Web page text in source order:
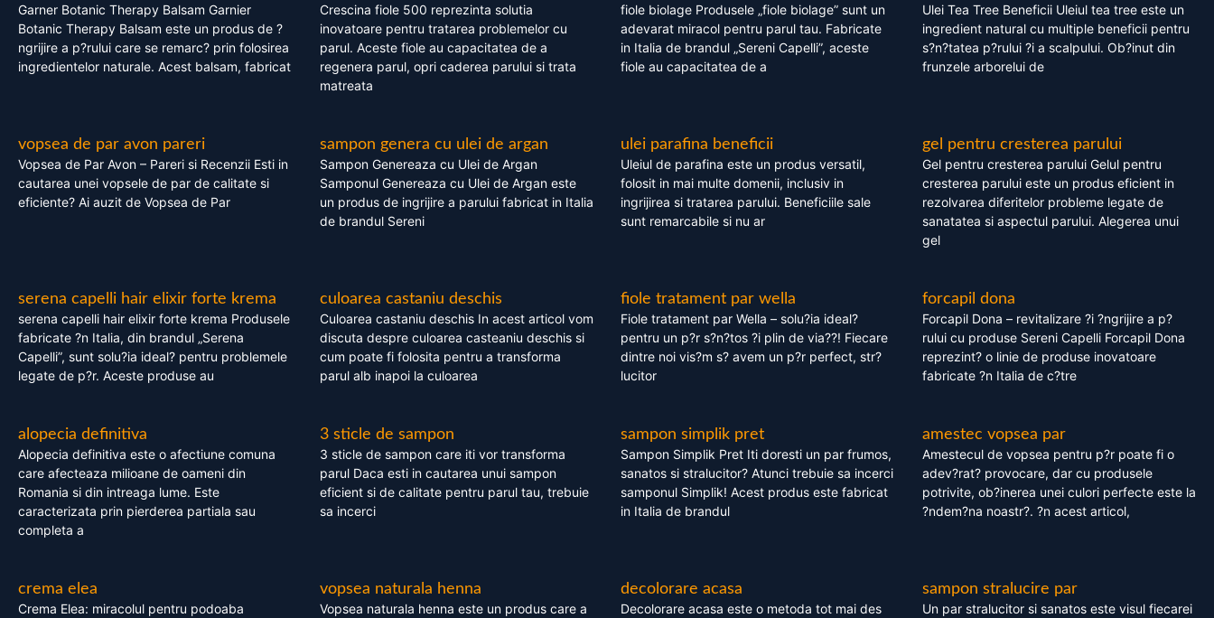
Garner Botanic Therapy Balsam Garnier
Botanic Therapy Balsam este un produs de ?
ngrijire a p?rului care se remarc? prin folosirea
ingredientelor naturale. Acest balsam, fabricat
Crescina fiole 500 reprezinta solutia
inovatoare pentru tratarea problemelor cu
parul. Aceste fiole au capacitatea de a
regenera parul, opri caderea parului si trata
matreata
fiole biolage Produsele „fiole biolage” sunt un
adevarat miracol pentru parul tau. Fabricate
in Italia de brandul „Sereni Capelli”, aceste
fiole au capacitatea de a
Ulei Tea Tree Beneficii Uleiul tea tree este un
ingredient natural cu multiple beneficii pentru
s?n?tatea p?rului ?i a scalpului. Ob?inut din
frunzele arborelui de
vopsea de par avon pareri
Vopsea de Par Avon – Pareri si Recenzii Esti in
cautarea unei vopsele de par de calitate si
eficiente? Ai auzit de Vopsea de Par
sampon genera cu ulei de argan
Sampon Genereaza cu Ulei de Argan
Samponul Genereaza cu Ulei de Argan este
un produs de ingrijire a parului fabricat in Italia
de brandul Sereni
ulei parafina beneficii
Uleiul de parafina este un produs versatil,
folosit in mai multe domenii, inclusiv in
ingrijirea si tratarea parului. Beneficiile sale
sunt remarcabile si nu ar
gel pentru cresterea parului
Gel pentru cresterea parului Gelul pentru
cresterea parului este un produs eficient in
rezolvarea diferitelor probleme legate de
sanatatea si aspectul parului. Alegerea unui
gel
serena capelli hair elixir forte krema
serena capelli hair elixir forte krema Produsele
fabricate ?n Italia, din brandul „Serena
Capelli”, sunt solu?ia ideal? pentru problemele
legate de p?r. Aceste produse au
culoarea castaniu deschis
Culoarea castaniu deschis In acest articol vom
discuta despre culoarea casteaniu deschis si
cum poate fi folosita pentru a transforma
parul alb inapoi la culoarea
fiole tratament par wella
Fiole tratament par Wella – solu?ia ideal?
pentru un p?r s?n?tos ?i plin de via??! Fiecare
dintre noi vis?m s? avem un p?r perfect, str?
lucitor
forcapil dona
Forcapil Dona – revitalizare ?i ?ngrijire a p?
rului cu produse Sereni Capelli Forcapil Dona
reprezint? o linie de produse inovatoare
fabricate ?n Italia de c?tre
alopecia definitiva
Alopecia definitiva este o afectiune comuna
care afecteaza milioane de oameni din
Romania si din intreaga lume. Este
caracterizata prin pierderea partiala sau
completa a
3 sticle de sampon
3 sticle de sampon care iti vor transforma
parul Daca esti in cautarea unui sampon
eficient si de calitate pentru parul tau, trebuie
sa incerci
sampon simplik pret
Sampon Simplik Pret Iti doresti un par frumos,
sanatos si stralucitor? Atunci trebuie sa incerci
samponul Simplik! Acest produs este fabricat
in Italia de brandul
amestec vopsea par
Amestecul de vopsea pentru p?r poate fi o
adev?rat? provocare, dar cu produsele
potrivite, ob?inerea unei culori perfecte este la
?ndem?na noastr?. ?n acest articol,
crema elea
Crema Elea: miracolul pentru podoaba
vopsea naturala henna
Vopsea naturala henna este un produs care a
decolorare acasa
Decolorare acasa este o metoda tot mai des
sampon stralucire par
Un par stralucitor si sanatos este visul fiecarei